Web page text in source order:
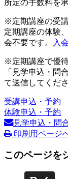
所定の手数料を
※定期講座の受
定期講座の体験
会不要です。
入
※定期講座で優
「見学申込・問
て送信してくださ
受講申込・予約
体験申込・予約
見学申込・問
印刷用ページ
このページを